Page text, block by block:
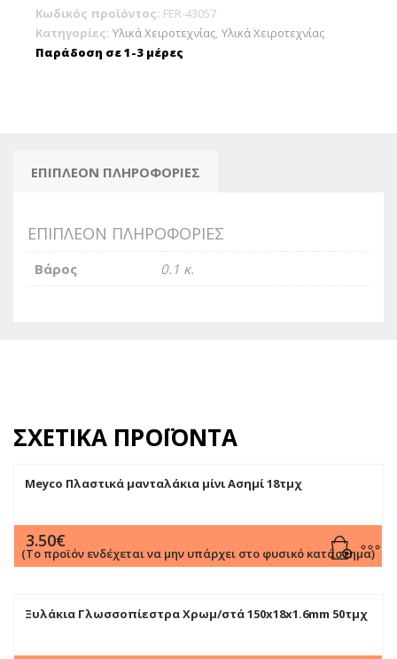
Κωδικός προϊόντος: FER-43057
Κατηγορίες: Υλικά Χειροτεχνίας, Υλικά Χειροτεχνίας
Παράδοση σε 1-3 μέρες
ΕΠΙΠΛΈΟΝ ΠΛΗΡΟΦΟΡΊΕΣ
ΕΠΙΠΛΈΟΝ ΠΛΗΡΟΦΟΡΊΕΣ
Βάρος 0.1 κ.
ΣΧΕΤΙΚΆ ΠΡΟΪΌΝΤΑ
Meyco Πλαστικά μανταλάκια μίνι Ασημί 18τμχ
3.50€
(Το προϊόν ενδέχεται να μην υπάρχει στο φυσικό κατάστημα)
Ξυλάκια Γλωσσοπίεστρα Χρωμ/στά 150x18x1.6mm 50τμχ